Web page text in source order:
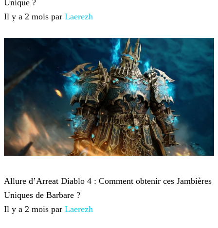
Unique ?
Il y a 2 mois par Laerezh
Allure d’Arreat Diablo 4 : Comment obtenir ces Jambières
Uniques de Barbare ?
Il y a 2 mois par Laerezh